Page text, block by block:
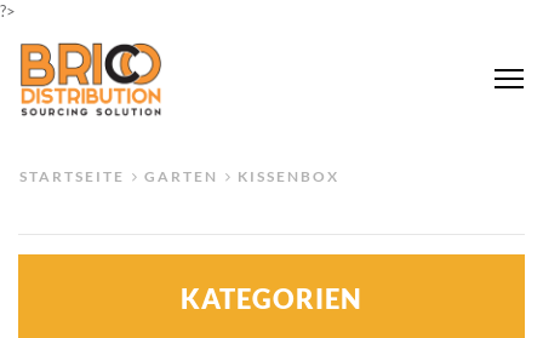
?>
STARTSEITE GARTEN KISSENBOX
KATEGORIEN